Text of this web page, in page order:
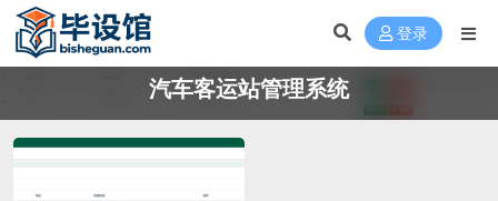
登录
汽车客运站管理系统